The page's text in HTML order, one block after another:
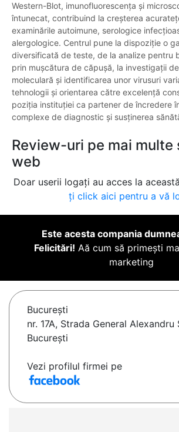
Western-Blot, imunofluorescența și
întunecat, contribuind la creșterea
examinările autoimune, serologice
alergologice. Centrul pune la dispoziție o
diversificată de teste, de la analize pentru
prin mușcătura de căpușă, la investigații
moleculară și identificarea unor virusuri
tehnologii și orientarea către excelență
poziția instituției ca partener de încredere
complexe de diagnostic și susținerea
Review-uri pe mai multe
web
Doar userii logați au acces la
ți click aici pentru a vă
Este acesta compania
Felicitări! Aă cum să primești
marketing
Bucureşti
nr. 17A, Strada General Alexandru
București
Vezi profilul firmei pe